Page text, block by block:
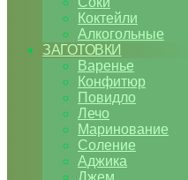
Коктейли
Алкогольные
ЗАГОТОВКИ
Варенье
Конфитюр
Повидло
Лечо
Маринование
Соление
Аджика
Джем